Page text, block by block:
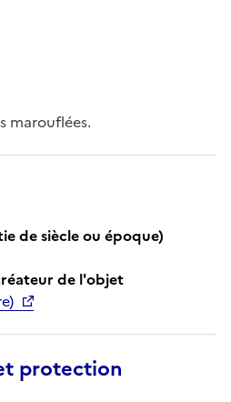
marouflées.
de siècle ou époque)
de l'objet
protection